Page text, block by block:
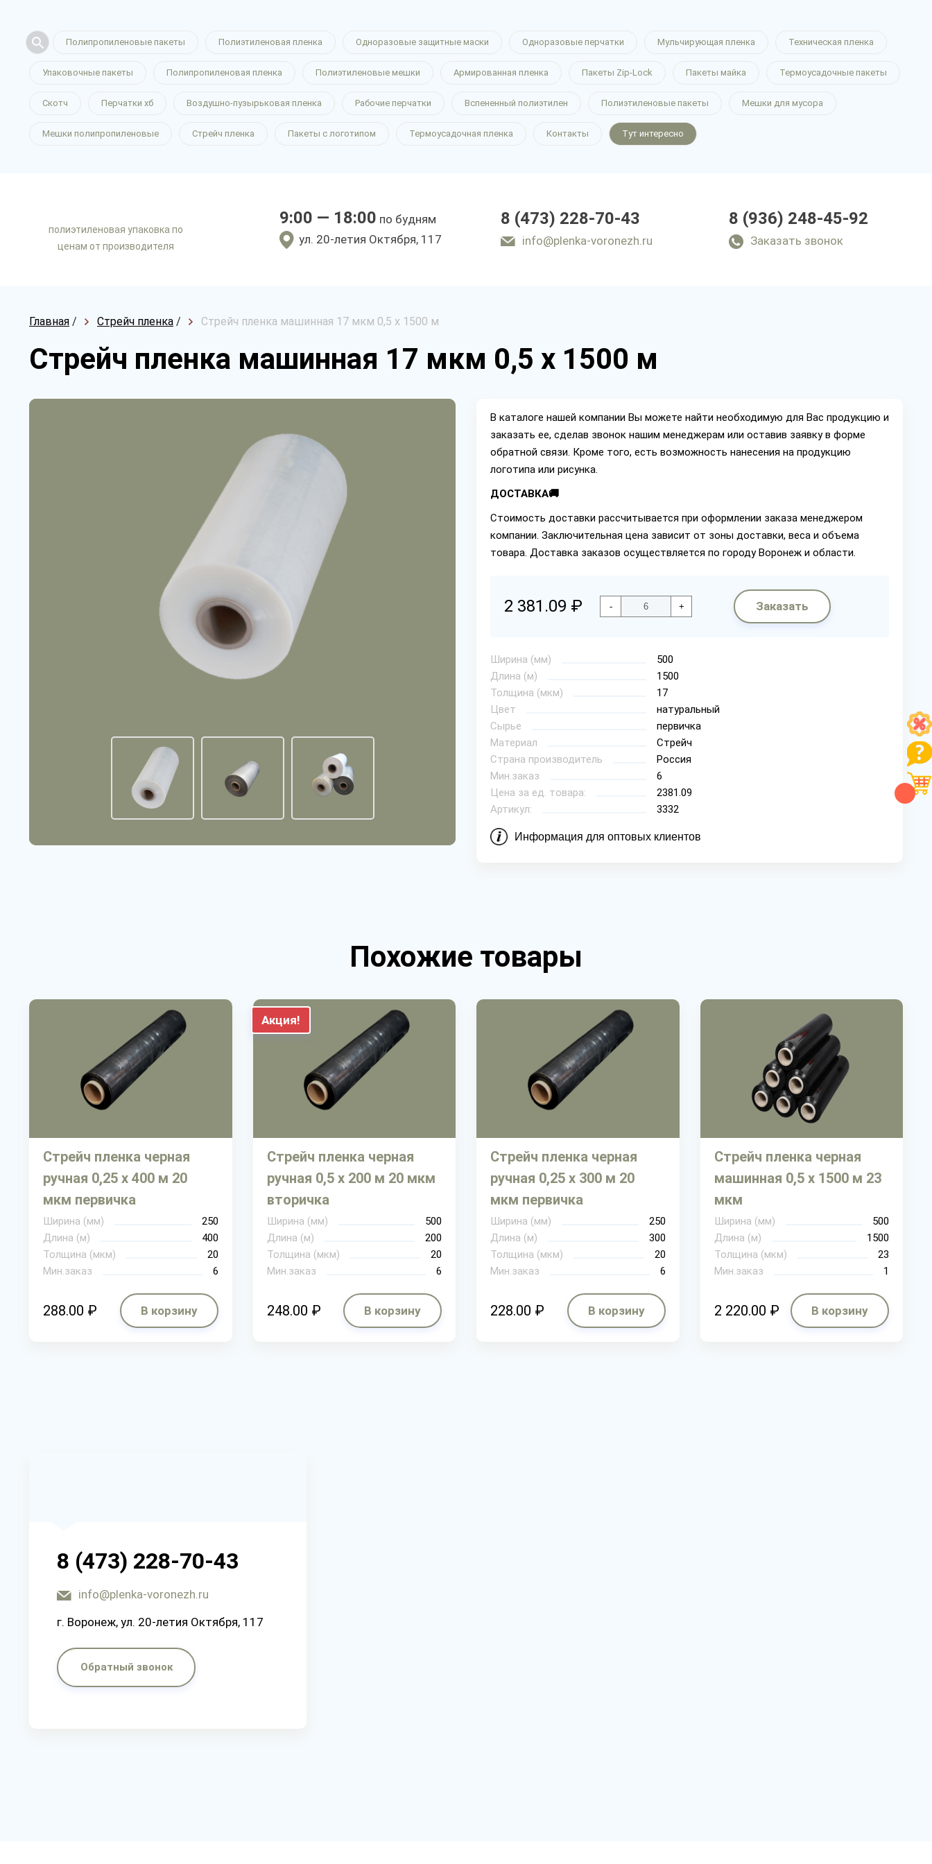
Полипропиленовые пакеты Полиэтиленовая пленка Одноразовые защитные маски Одноразовые перчатки Мульчирующая пленка Техническая пленка
Упаковочные пакеты Полипропиленовая пленка Полиэтиленовые мешки Армированная пленка Пакеты Zip-Lock Пакеты майка Термоусадочные пакеты
Скотч Перчатки хб Воздушно-пузырьковая пленка Рабочие перчатки Вспененный полиэтилен Полиэтиленовые пакеты Мешки для мусора
Мешки полипропиленовые Стрейч пленка Пакеты с логотипом Термоусадочная пленка Контакты Тут интересно
полиэтиленовая упаковка по
ценам от производителя
9:00 — 18:00 по будням
ул. 20-летия Октября, 117
8 (473) 228-70-43
info@plenka-voronezh.ru
8 (936) 248-45-92
Заказать звонок
Главная / Стрейч пленка / Стрейч пленка машинная 17 мкм 0,5 х 1500 м
Стрейч пленка машинная 17 мкм 0,5 х 1500 м
В каталоге нашей компании Вы можете найти необходимую для Вас продукцию и
заказать ее, сделав звонок нашим менеджерам или оставив заявку в форме
обратной связи. Кроме того, есть возможность нанесения на продукцию
логотипа или рисунка.
ДОСТАВКА🚚
Стоимость доставки рассчитывается при оформлении заказа менеджером
компании. Заключительная цена зависит от зоны доставки, веса и объема
товара. Доставка заказов осуществляется по городу Воронеж и области.
2 381.09 ₽ - + Заказать
Ширина (мм)
500
Длина (м)
1500
Толщина (мкм)
17
Цвет
натуральный
Сырье
первичка
Материал
Стрейч
Страна производитель
Россия
Мин.заказ
6
Цена за ед. товара:
2381.09
Артикул:
3332
Информация для оптовых клиентов
Похожие товары
Стрейч пленка черная
ручная 0,25 х 400 м 20
мкм первичка
Ширина (мм)
250
Длина (м)
400
Толщина (мкм)
20
Мин.заказ
6
288.00 ₽ В корзину
Акция!
Стрейч пленка черная
ручная 0,5 х 200 м 20 мкм
вторичка
Ширина (мм)
500
Длина (м)
200
Толщина (мкм)
20
Мин.заказ
6
248.00 ₽ В корзину
Стрейч пленка черная
ручная 0,25 х 300 м 20
мкм первичка
Ширина (мм)
250
Длина (м)
300
Толщина (мкм)
20
Мин.заказ
6
228.00 ₽ В корзину
Стрейч пленка черная
машинная 0,5 х 1500 м 23
мкм
Ширина (мм)
500
Длина (м)
1500
Толщина (мкм)
23
Мин.заказ
1
2 220.00 ₽ В корзину
8 (473) 228-70-43
info@plenka-voronezh.ru
г. Воронеж, ул. 20-летия Октября, 117
Обратный звонок